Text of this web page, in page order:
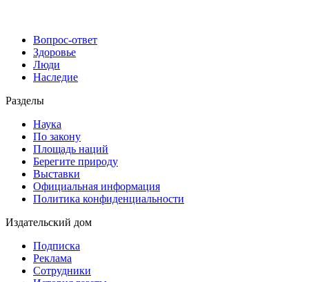
Вопрос-ответ
Здоровье
Люди
Наследие
Разделы
Наука
По закону
Площадь наций
Берегите природу
Выставки
Официальная информация
Политика конфиденциальности
Издательский дом
Подписка
Реклама
Сотрудники